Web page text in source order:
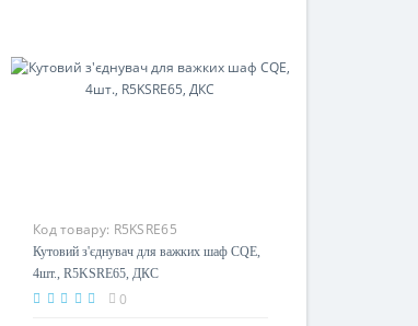
Код товару: R5KSRE65
Кутовий з'єднувач для важких шаф CQE,
4шт., R5KSRE65, ДКС
0